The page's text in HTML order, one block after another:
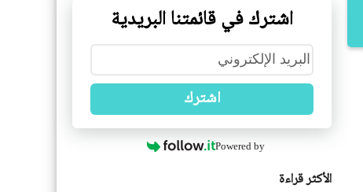
اشترك في قائمتنا البريدية
اشترك
Powered by
الأكثر قراءة